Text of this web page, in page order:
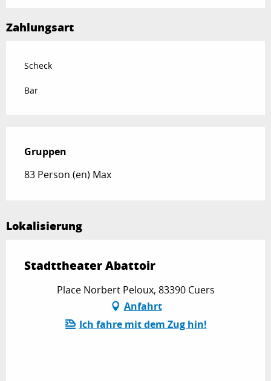
Zahlungsart
Scheck
Bar
Gruppen
Gruppen
83 Person (en) Max
Lokalisierung
Stadttheater Abattoir
Place Norbert Peloux, 83390 Cuers
Anfahrt
Ich fahre mit dem Zug hin!